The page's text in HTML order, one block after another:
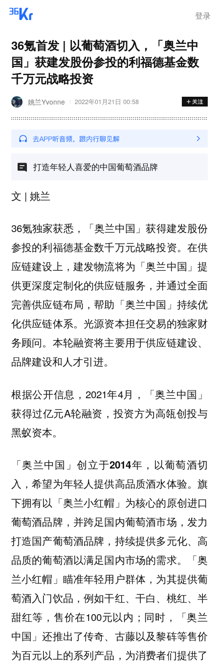
登录
36氪首发 | 以葡萄酒切入，「奥兰中
国」获建发股份参投的利福德基金数
千万元战略投资
姚兰Yvonne 2022年01月21日 00:58
打造年轻人喜爱的中国葡萄酒品牌
文 | 姚兰
36氪独家获悉，「奥兰中国」获得建发股份
参投的利福德基金数千万元战略投资。在供
应链建设上，建发物流将为「奥兰中国」提
供更深度定制化的供应链服务，并通过全面
完善供应链布局，帮助「奥兰中国」持续优
化供应链体系。光源资本担任交易的独家财
务顾问。本轮融资将主要用于供应链建设、
品牌建设和人才引进。
根据公开信息，2021年4月，「奥兰中国」
获得过亿元A轮融资，投资方为高瓴创投与
黑蚁资本。
「奥兰中国」创立于2014年，以葡萄酒切
入，希望为年轻人提供高品质酒水体验。旗
下拥有以「奥兰小红帽」为核心的原创进口
葡萄酒品牌，并跨足国内葡萄酒市场，发力
打造国产葡萄酒品牌，持续提供多元化、高
品质的葡萄酒以满足国内市场的需求。
「奥
兰小红帽」瞄准年轻用户群体，为其提供葡
萄酒入门饮品，例如干红、干白、桃红、半
甜红等，售价在100元以内；同时，「奥兰
中国」还推出了传奇、古藤以及黎砗等售价
为百元以上的系列产品，为消费者们提供了